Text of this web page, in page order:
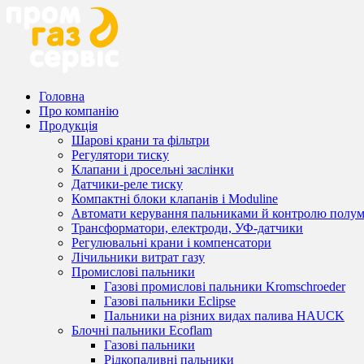
Головна
Про компанію
Продукція
Шарові крани та фільтри
Регулятори тиску
Клапани і дросельні заслінки
Датчики-реле тиску
Компактні блоки клапанів і Moduline
Автомати керування пальниками й контролю
Трансформатори, електроди, УФ-датчики
Регулювальні крани і компенсатори
Лічильники витрат газу
Промислові пальники
Газові промислові пальники Kromschroeder
Газові пальники Eclipse
Пальники на різних видах палива HAUCK
Блочні пальники Ecoflam
Газові пальники
Рідкопаливні пальники